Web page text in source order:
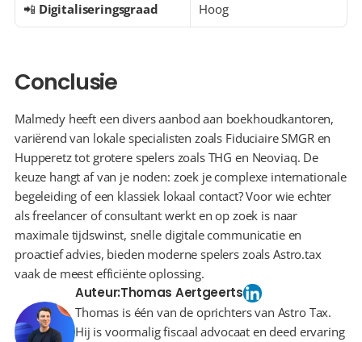
📲 Digitaliseringsgraad Hoog
Conclusie
Malmedy heeft een divers aanbod aan boekhoudkantoren,
variërend van lokale specialisten zoals Fiduciaire SMGR en
Hupperetz tot grotere spelers zoals THG en Neoviaq. De
keuze hangt af van je noden: zoek je complexe internationale
begeleiding of een klassiek lokaal contact? Voor wie echter
als freelancer of consultant werkt en op zoek is naar
maximale tijdswinst, snelle digitale communicatie en
proactief advies, bieden moderne spelers zoals Astro.tax
vaak de meest efficiënte oplossing.
Auteur:Thomas Aertgeerts
Thomas is één van de oprichters van Astro Tax.
Hij is voormalig fiscaal advocaat en deed ervaring